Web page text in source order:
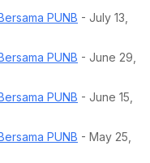
PUNB - July 13,
PUNB - June 29,
PUNB - June 15,
PUNB - May 25,